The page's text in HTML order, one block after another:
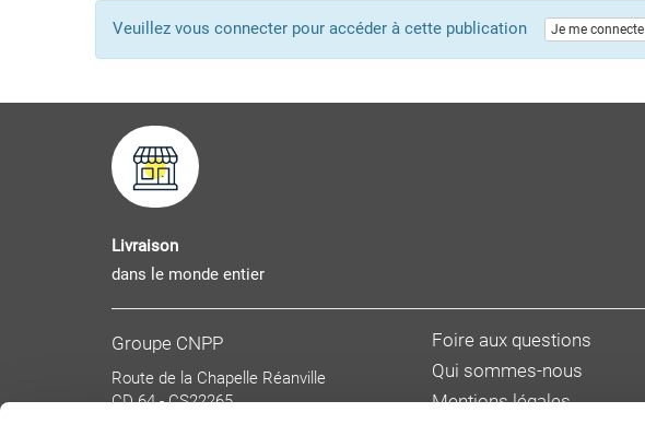
Veuillez vous connecter pour accéder à cette publication Je me connecte
Livraison
dans le monde entier
Groupe CNPP
Route de la Chapelle Réanville
CD 64 - CS22265
Foire aux questions
Qui sommes-nous
Mentions légales